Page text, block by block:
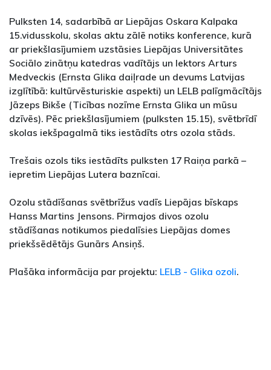
Pulksten 14, sadarbībā ar Liepājas Oskara Kalpaka
15.vidusskolu, skolas aktu zālē notiks konference, kurā
ar priekšlasījumiem uzstāsies Liepājas Universitātes
Sociālo zinātņu katedras vadītājs un lektors Arturs
Medveckis (Ernsta Glika daiļrade un devums Latvijas
izglītībā: kultūrvēsturiskie aspekti) un LELB palīgmācītājs
Jāzeps Bikše (Ticības nozīme Ernsta Glika un mūsu
dzīvēs). Pēc priekšlasījumiem (pulksten 15.15), svētbrīdī
skolas iekšpagalmā tiks iestādīts otrs ozola stāds.
Trešais ozols tiks iestādīts pulksten 17 Raiņa parkā –
iepretim Liepājas Lutera baznīcai.
Ozolu stādīšanas svētbrīžus vadīs Liepājas bīskaps
Hanss Martins Jensons. Pirmajos divos ozolu
stādīšanas notikumos piedalīsies Liepājas domes
priekšsēdētājs Gunārs Ansiņš.
Plašāka informācija par projektu: LELB - Glika ozoli.